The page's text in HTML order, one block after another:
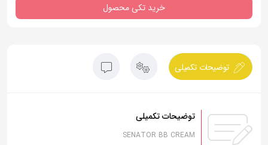
خرید تکی محصول
توضیحات تکمیلی
توضیحات تکمیلی
SENATOR BB CREAM